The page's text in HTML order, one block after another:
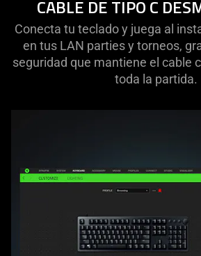
CABLE DE TIPO C
Conecta tu teclado y juega al
en tus LAN parties y torneos,
seguridad que mantiene el cable
toda la partida.